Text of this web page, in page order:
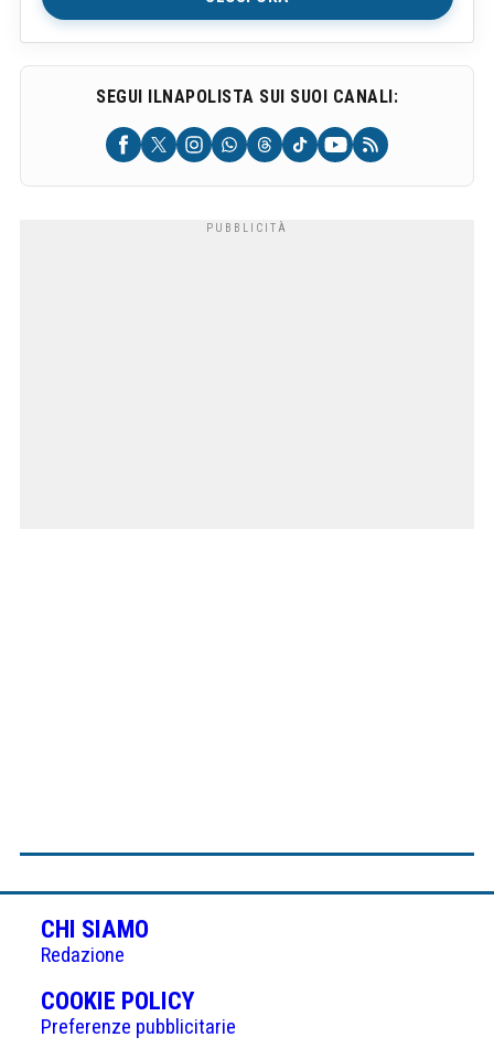
SEGUI ILNAPOLISTA SUI SUOI CANALI:
CHI SIAMO
Redazione
COOKIE POLICY(APRE
IN
Preferenze pubblicitarie